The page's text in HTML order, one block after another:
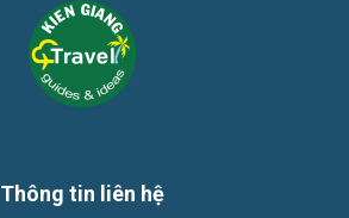
Thông tin liên hệ